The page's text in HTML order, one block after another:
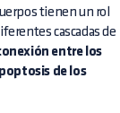
tienen un rol
cascadas de
entre los
de los